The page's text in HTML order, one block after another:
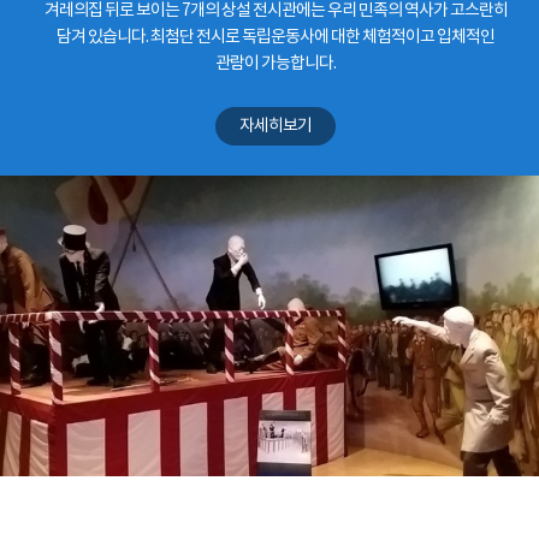
겨레의집 뒤로 보이는 7개의 상설 전시관에는 우리 민족의 역사가 고스란히
담겨 있습니다. 최첨단 전시로 독립운동사에 대한 체험적이고 입체적인
관람이 가능합니다.
자세히보기